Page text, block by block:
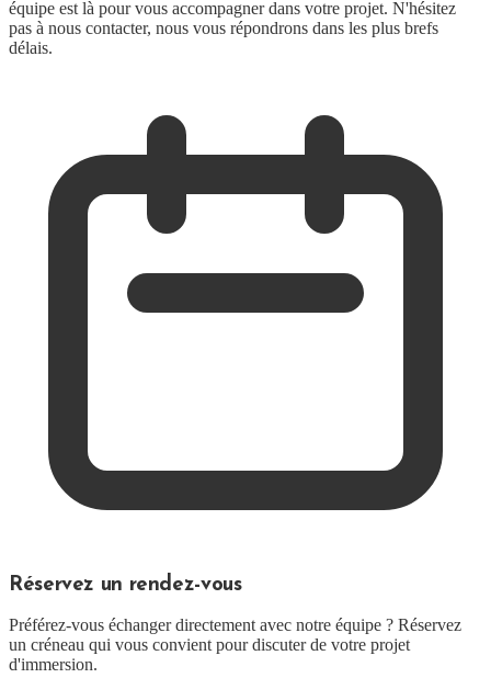
équipe est là pour vous accompagner dans votre projet. N'hésitez
pas à nous contacter, nous vous répondrons dans les plus brefs
délais.
Réservez un rendez-vous
Préférez-vous échanger directement avec notre équipe ? Réservez
un créneau qui vous convient pour discuter de votre projet
d'immersion.